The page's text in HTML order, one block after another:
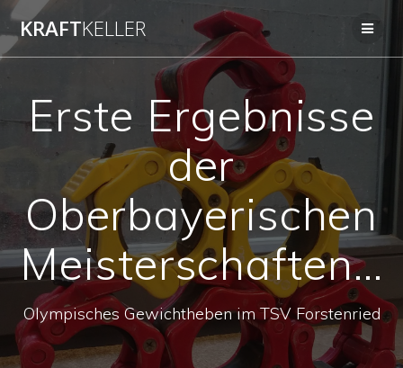
Zum
Inhalt
springen
KRAFTKELLER
Erste Ergebnisse
der
Oberbayerischen
Meisterschaften…
Olympisches Gewichtheben im TSV Forstenried